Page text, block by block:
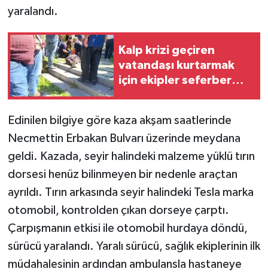
yaralandı.
Kalp krizi geçiren
vatandaşı kurtarmak
için ekipler seferber
Edinilen bilgiye göre kaza akşam saatlerinde
Necmettin Erbakan Bulvarı üzerinde meydana
geldi. Kazada, seyir halindeki malzeme yüklü tırın
dorsesi henüz bilinmeyen bir nedenle araçtan
ayrıldı. Tırın arkasında seyir halindeki Tesla marka
otomobil, kontrolden çıkan dorseye çarptı.
Çarpışmanın etkisi ile otomobil hurdaya döndü,
sürücü yaralandı. Yaralı sürücü, sağlık ekiplerinin ilk
müdahalesinin ardından ambulansla hastaneye